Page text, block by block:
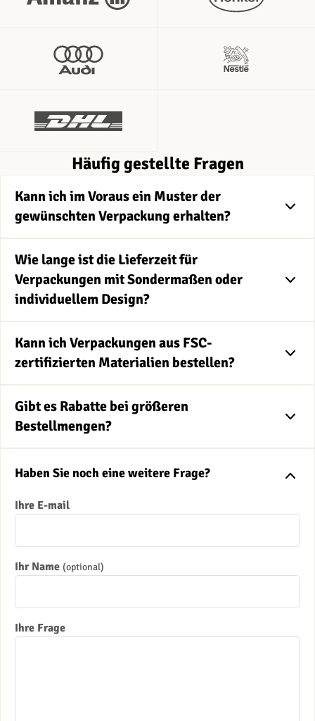
Häufig gestellte Fragen
Kann ich im Voraus ein Muster der
gewünschten Verpackung erhalten?
Wie lange ist die Lieferzeit für
Verpackungen mit Sondermaßen oder
individuellem Design?
Kann ich Verpackungen aus FSC-
zertifizierten Materialien bestellen?
Gibt es Rabatte bei größeren
Bestellmengen?
Haben Sie noch eine weitere Frage?
Ihre E-mail
Ihr Name (optional)
Ihre Frage